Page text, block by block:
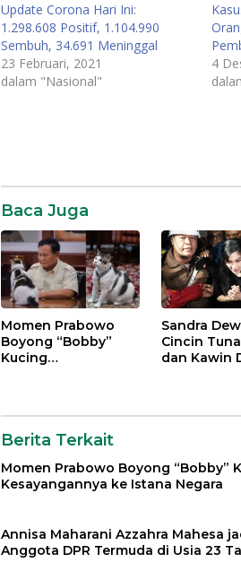
Update Corona Hari Ini:
1.298.608 Positif, 1.104.990
Sembuh, 34.691 Meninggal
23 Februari, 2021
dalam "Nasional"
4
virus
Komentar
Baca Juga
Momen Prabowo
Boyong “Bobby”
Kucing
Sandra
Cincin
dan Kawin
Berita Terkait
Momen Prabowo Boyong “Bobby”
Kesayangannya ke Istana Negara
Annisa Maharani Azzahra Mahesa
Anggota DPR Termuda di Usia 23